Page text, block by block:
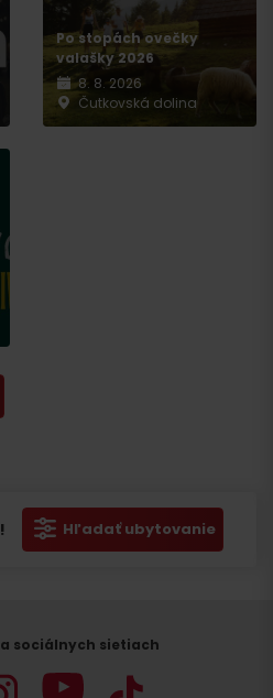
Po stopách ovečky
valašky 2026
8. 8. 2026
Čutkovská dolina
Hľadať ubytovanie
sociálnych sietiach